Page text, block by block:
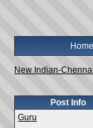
Home
New Indian-
Post Info
Guru